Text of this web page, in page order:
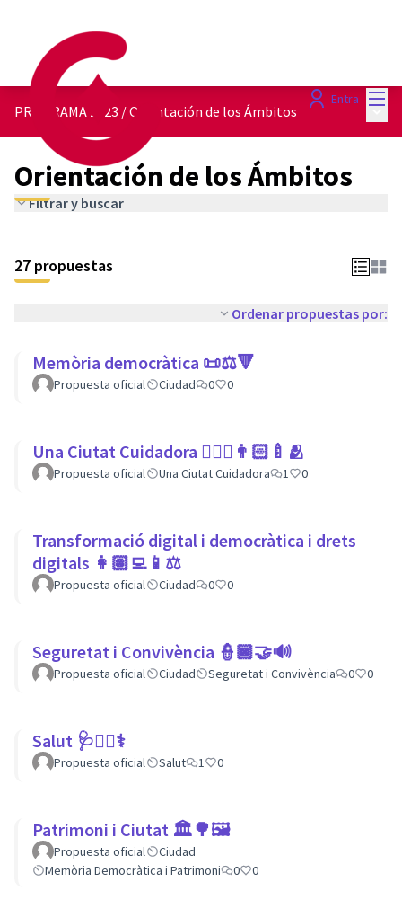
Entra
PROGRAMA 2023 /Orientación de los Ámbitos
Orientación de los Ámbitos
Filtrar y buscar
27 propuestas
Ordenar propuestas por:
Memòria democràtica 📜⚖️🔻
Propuesta oficial Ciudad 0 0
Una Ciutat Cuidadora 💆🏾‍♀️👨🏻‍🍼🫂
Propuesta oficial Una Ciutat Cuidadora 1 0
Transformació digital i democràtica i drets
digitals 👩🏽‍💻📱⚖
Propuesta oficial Ciudad 0 0
Seguretat i Convivència 👮🏿🤝🔊
Propuesta oficial Ciudad Seguretat i Convivència 0 0
Salut 🩺👩‍⚕️⚕
Propuesta oficial Salut 1 0
Patrimoni i Ciutat 🏛🌳🖼
Propuesta oficial
Ciudad
Memòria Democràtica i Patrimoni
0 0